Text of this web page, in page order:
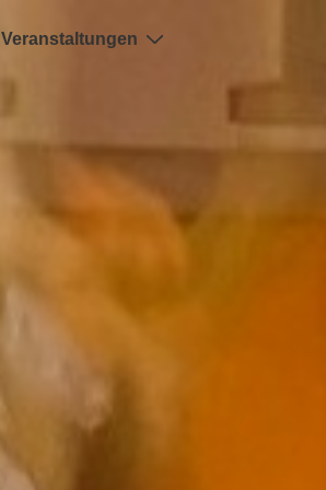
Veranstaltungen